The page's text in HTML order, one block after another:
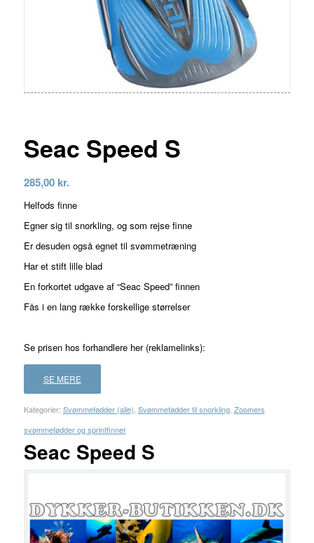
Seac Speed S
285,00 kr.
Helfods finne
Egner sig til snorkling, og som rejse finne
Er desuden også egnet til svømmetræning
Har et stift lille blad
En forkortet udgave af “Seac Speed” finnen
Fås i en lang række forskellige størrelser
Se prisen hos forhandlere her (reklamelinks):
SE MERE
Kategorier: Svømmefødder (alle) Svømmefødder til snorkling, Zoomers
svømmefødder og sprintfinner
Seac Speed S
MERE